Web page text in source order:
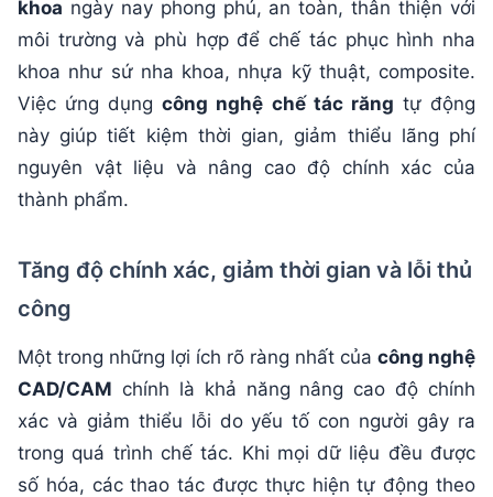
khoa ngày nay phong phú, an toàn, thân thiện với
môi trường và phù hợp để chế tác phục hình nha
khoa như sứ nha khoa, nhựa kỹ thuật, composite.
Việc ứng dụngcông nghệ chế tác răng tự động
này giúp tiết kiệm thời gian, giảm thiểu lãng phí
nguyên vật liệu và nâng cao độ chính xác của
thành phẩm.
Tăng độ chính xác, giảm thời gian và lỗi thủ
công
Một trong những lợi ích rõ ràng nhất của công nghệ
CAD/CAM chính là khả năng nâng cao độ chính
xác và giảm thiểu lỗi do yếu tố con người gây ra
trong quá trình chế tác. Khi mọi dữ liệu đều được
số hóa, các thao tác được thực hiện tự động theo